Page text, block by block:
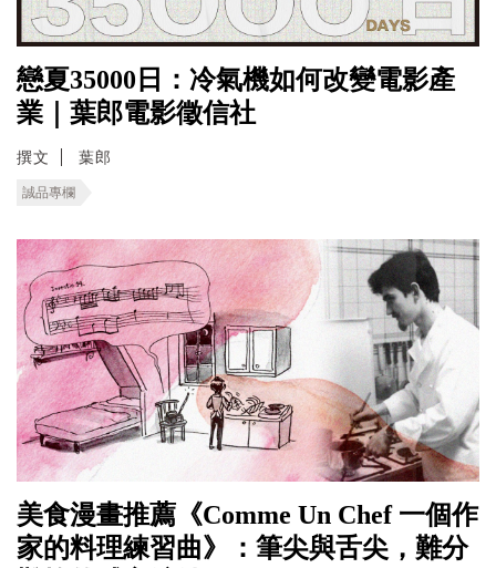
戀夏35000日：冷氣機如何改變電影產
業｜葉郎電影徵信社
撰文 葉郎
誠品專欄
美食漫畫推薦《Comme Un Chef 一個作
家的料理練習曲》：筆尖與舌尖，難分